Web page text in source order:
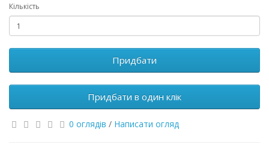
Кількість
Придбати
Придбати в один клік
0 оглядів / Написати огляд